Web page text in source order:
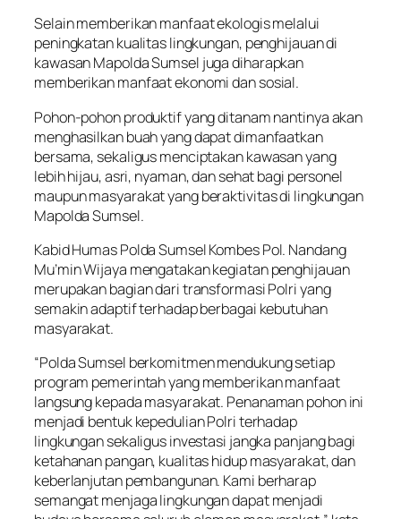
Selain memberikan manfaat ekologis melalui
peningkatan kualitas lingkungan, penghijauan di
kawasan Mapolda Sumsel juga diharapkan
memberikan manfaat ekonomi dan sosial.
Pohon-pohon produktif yang ditanam nantinya akan
menghasilkan buah yang dapat dimanfaatkan
bersama, sekaligus menciptakan kawasan yang
lebih hijau, asri, nyaman, dan sehat bagi personel
maupun masyarakat yang beraktivitas di lingkungan
Mapolda Sumsel.
Kabid Humas Polda Sumsel Kombes Pol. Nandang
Mu’min Wijaya mengatakan kegiatan penghijauan
merupakan bagian dari transformasi Polri yang
semakin adaptif terhadap berbagai kebutuhan
masyarakat.
“Polda Sumsel berkomitmen mendukung setiap
program pemerintah yang memberikan manfaat
langsung kepada masyarakat. Penanaman pohon ini
menjadi bentuk kepedulian Polri terhadap
lingkungan sekaligus investasi jangka panjang bagi
ketahanan pangan, kualitas hidup masyarakat, dan
keberlanjutan pembangunan. Kami berharap
semangat menjaga lingkungan dapat menjadi